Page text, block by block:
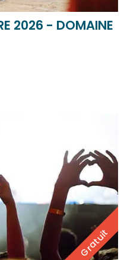
2026 - DOMAINE
Gratuit